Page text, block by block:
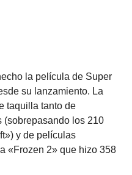
la película de Super
su lanzamiento. La
taquilla tanto de
(sobrepasando los 210
y de películas
«Frozen 2» que hizo 358